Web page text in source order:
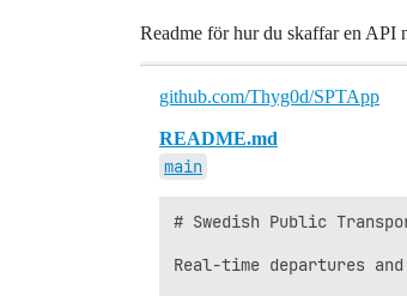
Readme för hur du skaffar en API
github.com/Thyg0d/SPTApp
README.md
main
# Swedish Public
Real-time departures